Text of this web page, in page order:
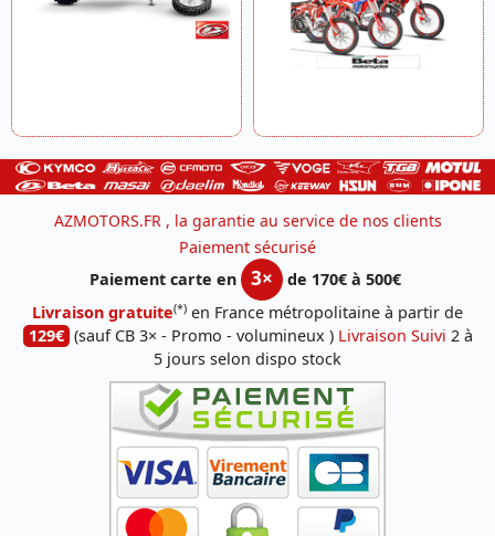
AZMOTORS.FR , la garantie au service de nos clients
Paiement sécurisé
Paiement carte en
3×
de 170€ à 500€
Livraison gratuite(*) en France métropolitaine à partir de
129€ (sauf CB 3× - Promo - volumineux ) Livraison Suivi 2 à
5 jours selon dispo stock